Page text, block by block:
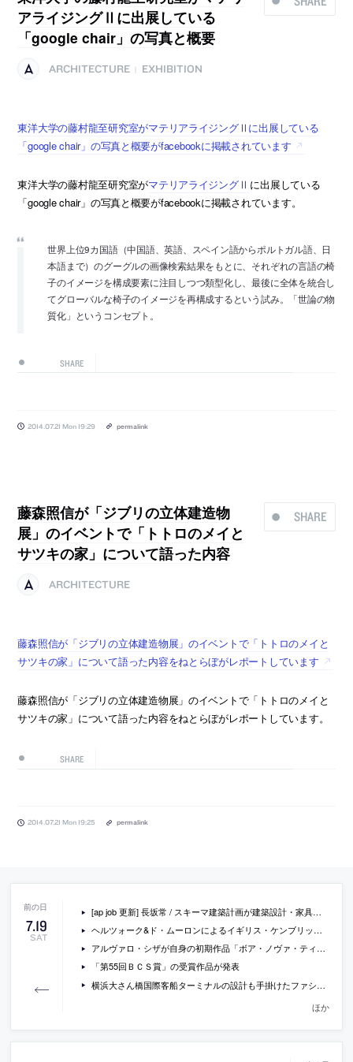
アライジングⅡに出展している
「google chair」の写真と概要
ARCHITECTURE EXHIBITION
東洋大学の藤村龍至研究室がマテリアライジングⅡに出展している
「google chair」の写真と概要がfacebookに掲載されています
東洋大学の藤村龍至研究室がマテリアライジングⅡ に出展している
「google chair」の写真と概要がfacebookに掲載されています。
世界上位9カ国語（中国語、英語、スペイン語からポルトガル語、日
本語まで）のグーグルの画像検索結果をもとに、それぞれの言語の椅
子のイメージを構成要素に注目しつつ類型化し、最後に全体を統合し
てグローバルな椅子のイメージを再構成するという試み。「世論の物
質化」というコンセプト。
SHARE
2014.07.21 Mon 19:29 permalink
SHARE
藤森照信が「ジブリの立体建造物
展」のイベントで「トトロのメイと
サツキの家」について語った内容
ARCHITECTURE
藤森照信が「ジブリの立体建造物展」のイベントで「トトロのメイと
サツキの家」について語った内容をねとらぼがレポートしています
藤森照信が「ジブリの立体建造物展」のイベントで「トトロのメイと
サツキの家」について語った内容をねとらぼがレポートしています。
SHARE
2014.07.21 Mon 19:25 permalink
7.19
SAT
[ap job 更新] 長坂常 / スキーマ建築計画が建築設計・家具設計スタッフおよびマネージメントスタッフを募集中
ヘルツォーク&ド・ムーロンによるイギリス・ケンブリッジの製薬会社・アストラゼネカの本社・研究開発所の画像
アルヴァロ・シザが自身の初期作品「ボア・ノヴァ・ティーハウス」を修復、営業も再開
「第55回ＢＣＳ賞」の受賞作品が発表
横浜大さん橋国際客船ターミナルの設計も手掛けたファシッド・ムサビの講演会が早稲田大学で開催[2014/7/22]
ほか